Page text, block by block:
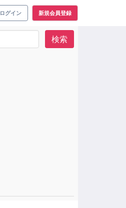
ログイン 新規会員登録
検索